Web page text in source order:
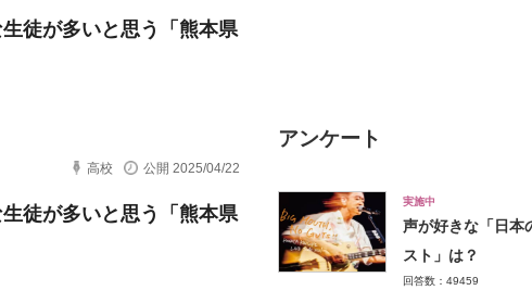
徒が多いと思う「熊本県
高校 公開 2025/04/22
徒が多いと思う「熊本県
アンケート
実施中
声が好きな「日本
スト」は？
回答数：49459